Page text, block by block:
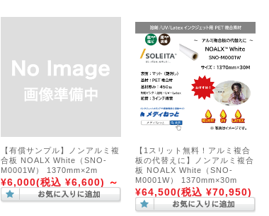
【有償サンプル】ノンアルミ複
合板 NOALX White（SNO-
M0001W） 1370mm×2m
¥6,000(税込 ¥6,600) ～
【1スリット無料！アルミ複合
板の代替えに】ノンアルミ複合
板 NOALX White（SNO-
M0001W） 1370mm×30m
¥64,500(税込 ¥70,950)